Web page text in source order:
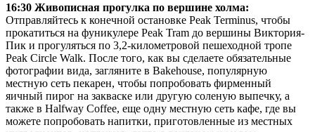
16:30 Живописная прогулка по вершине холма:
Отправляйтесь к конечной остановке Peak Terminus, чтобы
прокатиться на фуникулере Peak Tram до вершины Виктория-
Пик и прогуляться по 3,2-километровой пешеходной тропе
Peak Circle Walk. После того, как вы сделаете обязательные
фотографии вида, загляните в Bakehouse, популярную
местную сеть пекарен, чтобы попробовать фирменный
яичный пирог на закваске или другую соленую выпечку, а
также в Halfway Coffee, еще одну местную сеть кафе, где вы
можете попробовать напитки, приготовленные из местных